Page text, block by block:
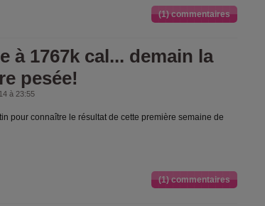
(1) commentaires
à 1767k cal... demain la
pesée!
à 23:55
pour connaître le résultat de cette première semaine de
(1) commentaires